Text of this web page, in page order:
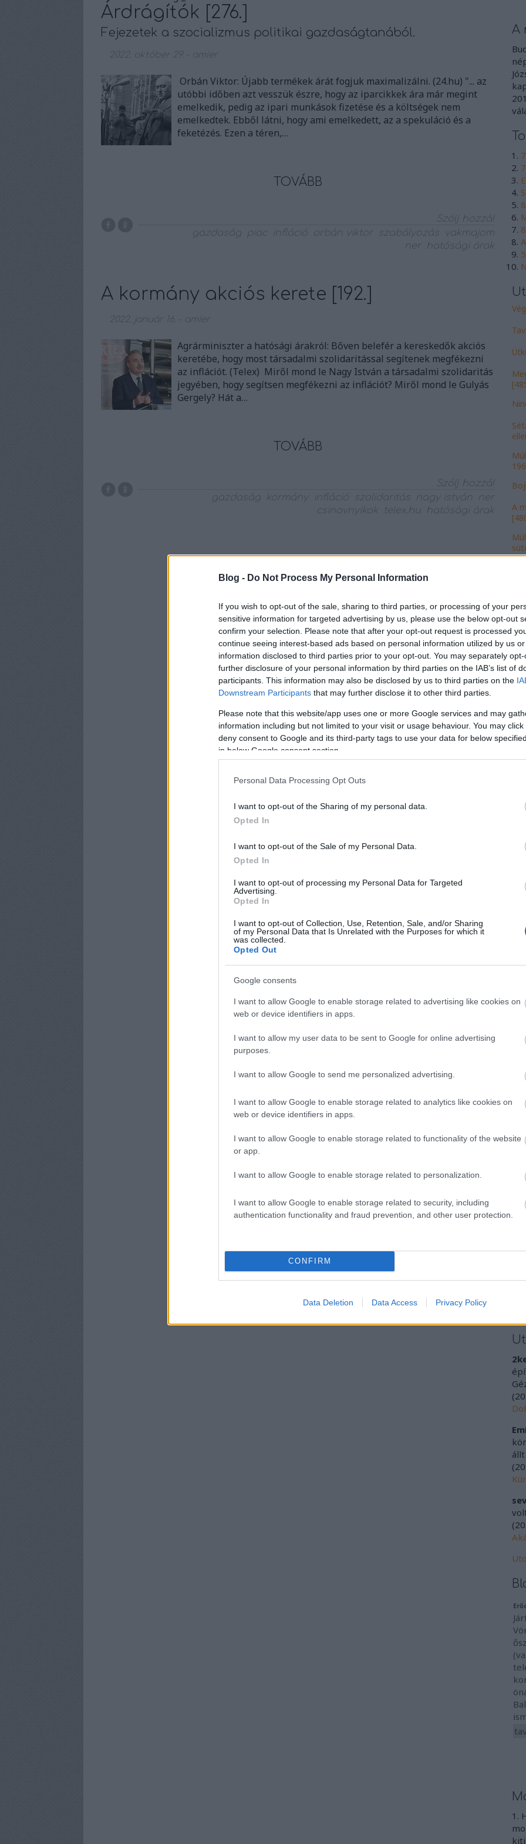
Blog - Do Not Process My Personal Information
If you wish to opt-out of the sale, sharing to third parties, or processing of your
sensitive information for targeted advertising by us, please use the below opt-out
confirm your selection. Please note that after your opt-out request is processed
continue seeing interest-based ads based on personal information utilized by us
information disclosed to third parties prior to your opt-out. You may separately
further disclosure of your personal information by third parties on the IAB’s list of
participants. This information may also be disclosed by us to third parties on the
Downstream Participants that may further disclose it to other third parties.
Please note that this website/app uses one or more Google services and may
information including but not limited to your visit or usage behaviour. You may
deny consent to Google and its third-party tags to use your data for below
in below Google consent section.
Personal Data Processing Opt Outs
I want to opt-out of the Sharing of my personal data.
Opted In
I want to opt-out of the Sale of my Personal Data.
Opted In
I want to opt-out of processing my Personal Data for Targeted
Advertising.
Opted In
I want to opt-out of Collection, Use, Retention, Sale, and/or Sharing
of my Personal Data that Is Unrelated with the Purposes for which it
was collected.
Opted Out
Google consents
I want to allow Google to enable storage related to advertising like cookies on
web or device identifiers in apps.
I want to allow my user data to be sent to Google for online advertising
purposes.
I want to allow Google to send me personalized advertising.
I want to allow Google to enable storage related to analytics like cookies on
web or device identifiers in apps.
I want to allow Google to enable storage related to functionality of the website
or app.
I want to allow Google to enable storage related to personalization.
I want to allow Google to enable storage related to security, including
authentication functionality and fraud prevention, and other user protection.
CONFIRM
Data Deletion Data Access Privacy Policy
Árdrágítók [276.]
Fejezetek a szocializmus politikai gazdaságtanából.
2022. október 29. amier
Orbán Viktor: Újabb termékek árát fogjuk maximalizálni. (24.hu) "... az
utóbbi időben azt vesszük észre, hogy az iparcikkek ára már megint
emelkedik, pedig az ipari munkások fizetése és a költségek nem
emelkedtek. Ebből látni, hogy ami emelkedett, az a spekuláció és a
feketézés. Ezen a téren,…
TOVÁBB
Szólj hozzá!
gazdaság
piac infláció orbán viktor szabályozás
vakmajom
ner
hatósági árak
A kormány akciós kerete [192.]
2022. január 16. amier
Agrárminiszter a hatósági árakról: Bőven belefér a kereskedők akciós
keretébe, hogy most társadalmi szolidaritással segítenek megfékezni
az inflációt. (Telex) Miről mond le Nagy István a társadalmi szolidaritás
jegyében, hogy segítsen megfékezni az inflációt? Miről mond le Gulyás
Gergely? Hát a…
TOVÁBB
Szólj hozzá!
gazdaság
kormány infláció szolidaritás nagy istván
ner
csinovnyikok
telex.hu hatósági árak
A
A
(
(
(
1.